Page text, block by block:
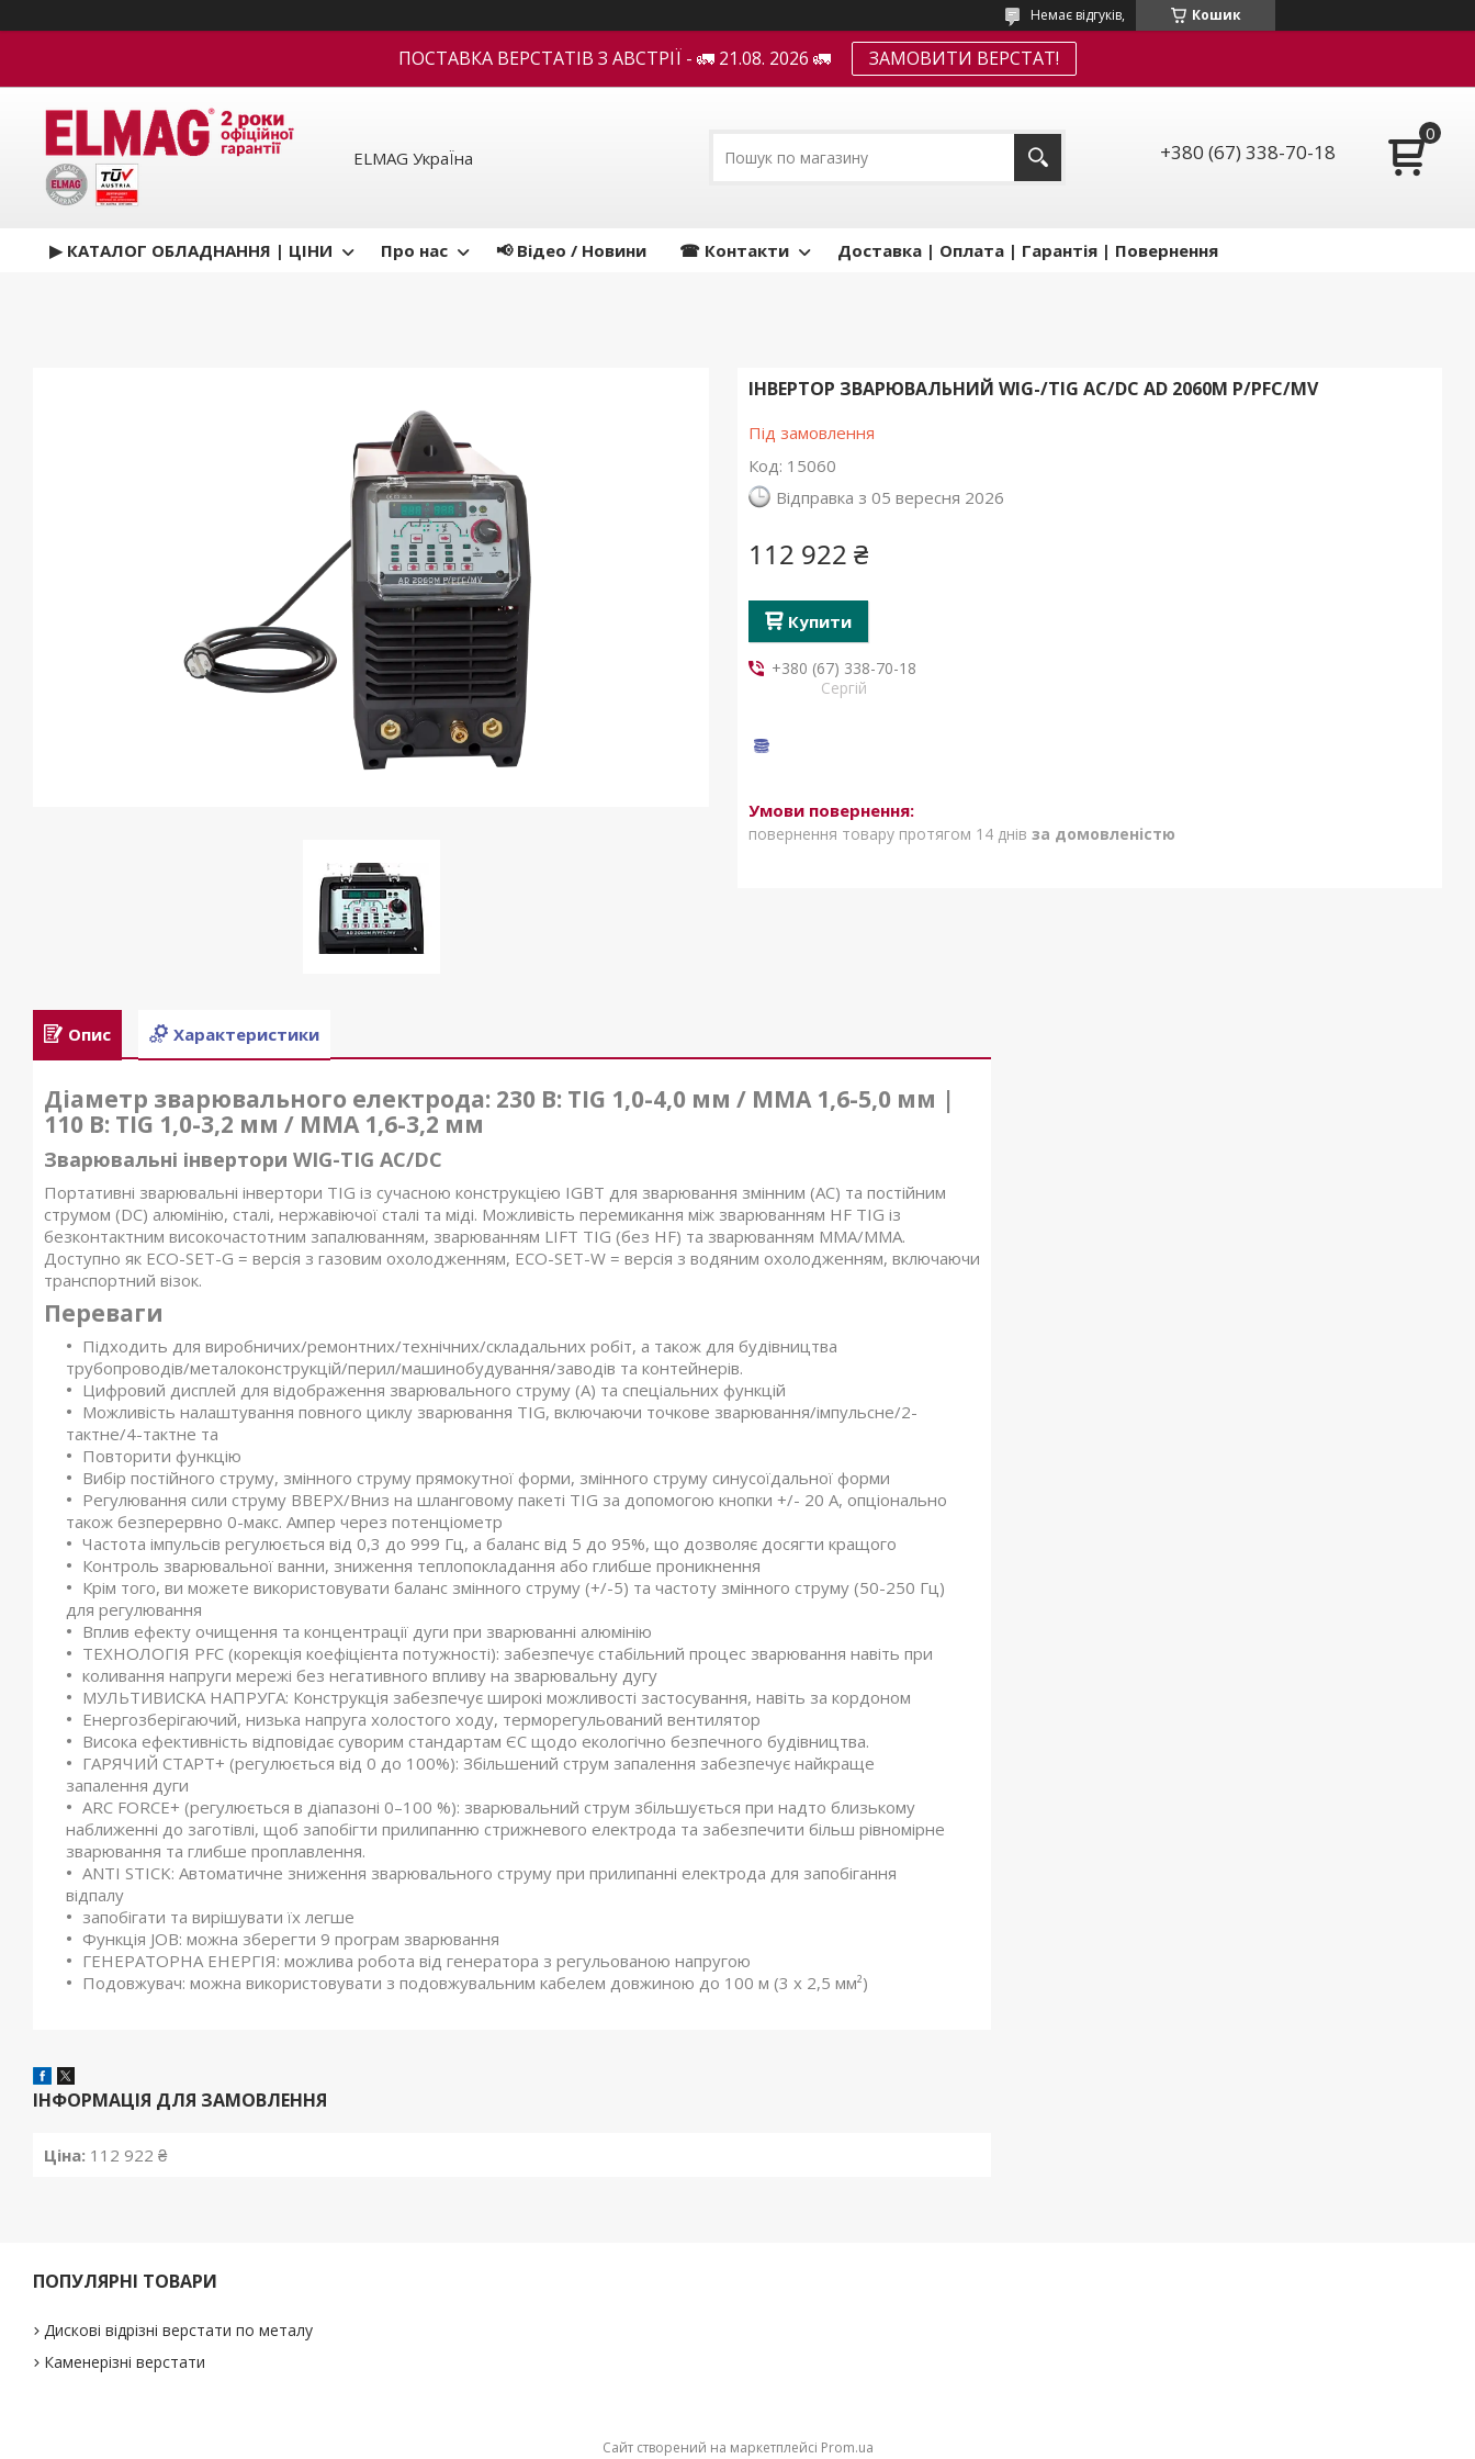
Кошик
Немає відгуків,
ПОСТАВКА ВЕРСТАТІВ З АВСТРІЇ - 🚛 21.08. 2026 🚛 ЗАМОВИТИ ВЕРСТАТ!
ELMAG УкраЇна +380 (67) 338-70-18
▶ КАТАЛОГ ОБЛАДНАННЯ | ЦІНИ Про нас 📢 Відео / Новини ☎ Контакти Доставка | Оплата | Гарантія | Повернення
ІНВЕРТОР ЗВАРЮВАЛЬНИЙ WIG-/TIG AC/DC AD 2060M P/PFC/MV
Під замовлення
Код: 15060
Відправка з 05 вересня 2026
112 922 ₴
Купити
+380 (67) 338-70-18
Сергій
повернення товару протягом 14 днів за домовленістю
Опис Характеристики
Діаметр зварювального електрода: 230 В: TIG 1,0-4,0 мм / MMA 1,6-5,0 мм |
110 В: TIG 1,0-3,2 мм / MMA 1,6-3,2 мм
Зварювальні інвертори WIG-TIG AC/DC
Портативні зварювальні інвертори TIG із сучасною конструкцією IGBT для зварювання змінним (AC) та постійним
струмом (DC) алюмінію, сталі, нержавіючої сталі та міді. Можливість перемикання між зварюванням HF TIG із
безконтактним високочастотним запалюванням, зварюванням LIFT TIG (без HF) та зварюванням MMA/MMA.
Доступно як ECO-SET-G = версія з газовим охолодженням, ECO-SET-W = версія з водяним охолодженням, включаючи
транспортний візок.
Переваги
Підходить для виробничих/ремонтних/технічних/складальних робіт, а також для будівництва
трубопроводів/металоконструкцій/перил/машинобудування/заводів та контейнерів.
Цифровий дисплей для відображення зварювального струму (А) та спеціальних функцій
Можливість налаштування повного циклу зварювання TIG, включаючи точкове зварювання/імпульсне/2-
тактне/4-тактне та
Повторити функцію
Вибір постійного струму, змінного струму прямокутної форми, змінного струму синусоїдальної форми
Регулювання сили струму ВВЕРХ/Вниз на шланговому пакеті TIG за допомогою кнопки +/- 20 А, опціонально
також безперервно 0-макс. Ампер через потенціометр
Частота імпульсів регулюється від 0,3 до 999 Гц, а баланс від 5 до 95%, що дозволяє досягти кращого
Контроль зварювальної ванни, зниження теплопокладання або глибше проникнення
Крім того, ви можете використовувати баланс змінного струму (+/-5) та частоту змінного струму (50-250 Гц)
для регулювання
Вплив ефекту очищення та концентрації дуги при зварюванні алюмінію
ТЕХНОЛОГІЯ PFC (корекція коефіцієнта потужності): забезпечує стабільний процес зварювання навіть при
коливання напруги мережі без негативного впливу на зварювальну дугу
МУЛЬТИВИСКА НАПРУГА: Конструкція забезпечує широкі можливості застосування, навіть за кордоном
Енергозберігаючий, низька напруга холостого ходу, терморегульований вентилятор
Висока ефективність відповідає суворим стандартам ЄС щодо екологічно безпечного будівництва.
ГАРЯЧИЙ СТАРТ+ (регулюється від 0 до 100%): Збільшений струм запалення забезпечує найкраще
запалення дуги
ARC FORCE+ (регулюється в діапазоні 0–100 %): зварювальний струм збільшується при надто близькому
наближенні до заготівлі, щоб запобігти прилипанню стрижневого електрода та забезпечити більш рівномірне
зварювання та глибше проплавлення.
ANTI STICK: Автоматичне зниження зварювального струму при прилипанні електрода для запобігання
відпалу
запобігати та вирішувати їх легше
Функція JOB: можна зберегти 9 програм зварювання
ГЕНЕРАТОРНА ЕНЕРГІЯ: можлива робота від генератора з регульованою напругою
Подовжувач: можна використовувати з подовжувальним кабелем довжиною до 100 м (3 x 2,5 мм²)
ІНФОРМАЦІЯ ДЛЯ ЗАМОВЛЕННЯ
Ціна: 112 922 ₴
ПОПУЛЯРНІ ТОВАРИ
Дискові відрізні верстати по металу
Каменерізні верстати
Сайт створений на маркетплейсі Prom.ua